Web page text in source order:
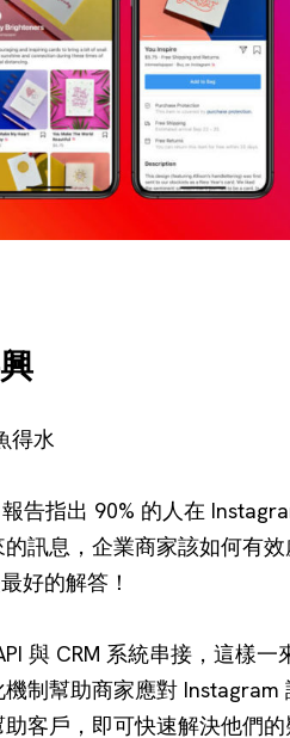
得水
告指出 90% 的人在
訊息，企業商家該如何有
好的解答！
與 CRM 系統串接，這樣
制幫助商家應對
客戶，即可快速解決他們的